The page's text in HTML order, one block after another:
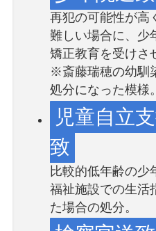
再犯の可能性が高
難しい場合に、少
矯正教育を受けさ
※斎藤瑞穂の幼馴
処分になった模様。
児童自立
致
比較的低年齢の少
福祉施設での生活
た場合の処分。